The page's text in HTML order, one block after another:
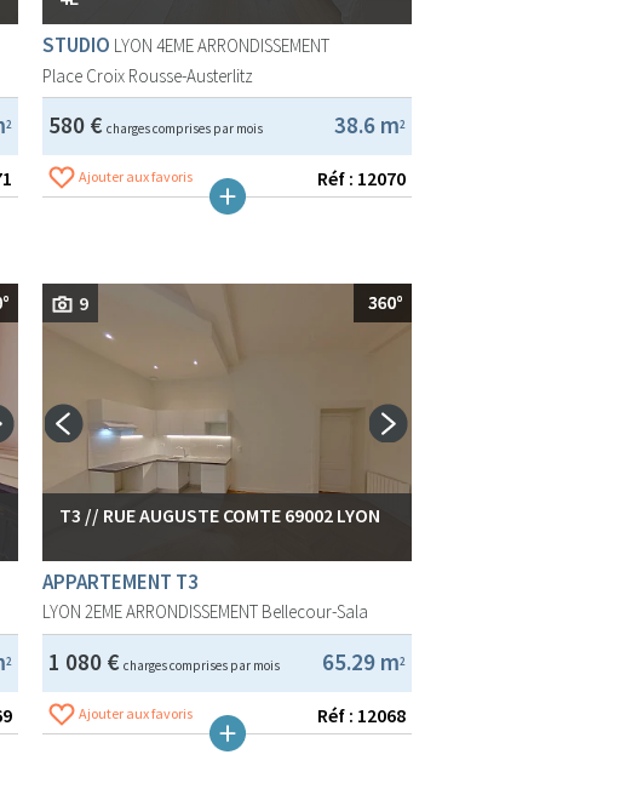
2
STUDIO LYON 4EME ARRONDISSEMENT
Place Croix Rousse-Austerlitz
38.6 m2
580 € charges comprises par mois
Ajouter aux favoris Réf : 12070
2
9
T3 // RUE AUGUSTE COMTE 69002 LYON
APPARTEMENT T3
LYON 2EME ARRONDISSEMENT Bellecour-Sala
65.29 m2
1 080 € charges comprises par mois
Ajouter aux favoris Réf : 12068